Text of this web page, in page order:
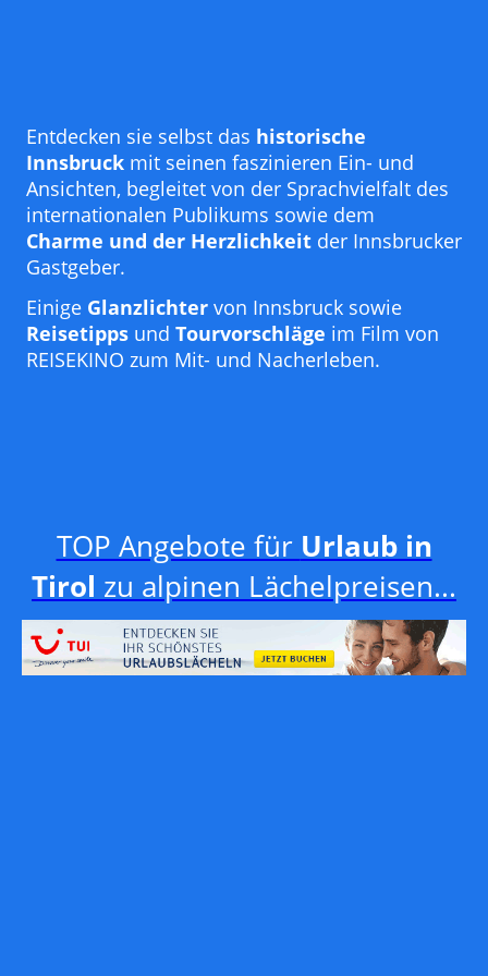
Entdecken sie selbst das historische
Innsbruck mit seinen faszinieren Ein- und
Ansichten, begleitet von der Sprachvielfalt des
internationalen Publikums sowie dem
Charme und der Herzlichkeit der Innsbrucker
Gastgeber.
Einige Glanzlichter von Innsbruck sowie
Reisetipps und Tourvorschläge im Film von
REISEKINO zum Mit- und Nacherleben.
TOP Angebote für Urlaub in
Tirol zu alpinen Lächelpreisen...